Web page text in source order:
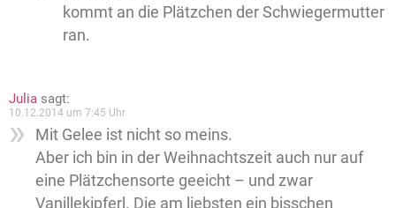
kommt an die Plätzchen der Schwiegermutter
ran.
Julia sagt:
10.12.2014 um 7:45 Uhr
Mit Gelee ist nicht so meins.
Aber ich bin in der Weihnachtszeit auch nur auf
eine Plätzchensorte geeicht – und zwar
Vanillekipferl. Die am liebsten ein bisschen